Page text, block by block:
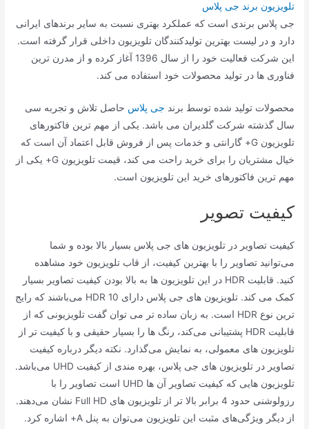
تلویزیون برند جی پلاس
جی پلاس برندی است که عملکرد بهتری نسبت به سایر برندهای ایرانی
دارد و در لیست بهترین تولیدکنندگان تلویزیون داخلی قرار گرفته است.
این شرکت فعالیت خود را از سال 1396 آغاز کرده و از مدرن ترین
فناوری ها در تولید محصولات خود استفاده می کند.
محصولات تولید شده توسط برند جی پلاس حاصل تلاش و تجربه سی
سال گذشته شرکت گلدیران می باشد. یکی از مهم ترین فاکتورهای
تلویزیون G+ گارانتی و خدمات پس از فروش قابل اعتماد آن است که
خیال مشتریان را برای خرید راحت می کند، قیمت تلویزیون G+ یکی از
مهم ترین فاکتورهای خرید این تلویزیون است.
کیفیت تصویر
کیفیت تصاویر در تلویزیون های جی پلاس بسیار بالا بوده و شما
می‌توانید تصاویر را با بهترین کیفیت، از قاب تلویزیون خود مشاهده
کنید. قابلیت HDR در این تلویزیون ها به بالا بودن کیفیت تصاویر بسیار
کمک می کند. تلویزیون های جی پلاس دارای HDR 10 می‌باشند که رایج
ترین نوع HDR است. به زبان ساده تر می توان گفت تلویزیونی که از
قابلیت HDR پشتیبانی می‌کند، رنگ ها را بسیار حقیقی و با کیفیت تر از
تلویزیون های معمولی، به نمایش می‌گذارد. نکته دیگر درباره کیفیت
تصاویر در تلویزیون های جی پلاس، بهره مندی از کیفیت UHD می‌باشد.
تلویزیون هایی که کیفیت تصاویر آن ها UHD است تصاویر را با
رزولوشنی حدود 4 برابر بالا تر از تلویزیون های Full HD نشان می‌دهند.
از دیگر ویژگی‌های مثبت این تلویزیون می‌توان به پنل A+ اشاره کرد.